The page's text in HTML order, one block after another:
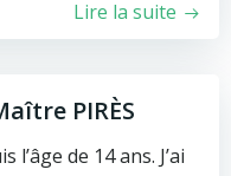
Lire la suite
PIRÈS
l’âge de 14 ans. J’ai